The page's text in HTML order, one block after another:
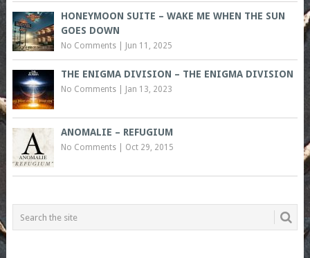
HONEYMOON SUITE – WAKE ME WHEN THE SUN
GOES DOWN
No Comments| Jun 11, 2025
THE ENIGMA DIVISION – THE ENIGMA DIVISION
No Comments| Jan 13, 2023
ANOMALIE – REFUGIUM
No Comments| Oct 29, 2015